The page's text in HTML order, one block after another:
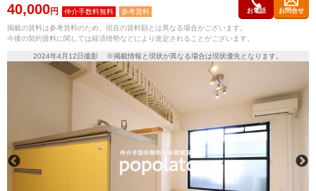
40,000円 参考賃料 お電話 お問合せ
掲載の賃料は参考賃料のため、現在の賃料額とは異なる場合がございます。
今後の契約賃料に関しては経済情勢などにより改定されることがございます。
2024年4月12日撮影 ※掲載情報と現状が異なる場合は現状優先となります。